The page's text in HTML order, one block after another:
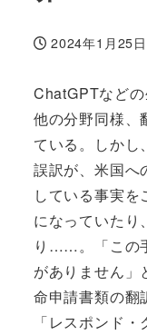
投稿日
2024年1月25日
ChatGPTなどの
他の分野同様、
ている。しかし
誤訳が、米国へ
している事実
になっていたり
り……。「この
がありません」
命申請書類の翻
「レスポンド